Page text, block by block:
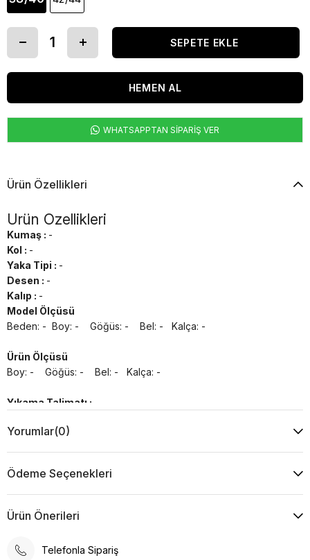
WHATSAPPTAN SİPARİŞ VER
Ürün Özellikleri
Ürün Özellikleri
Kumaş : -
Kol : -
Yaka Tipi : -
Desen : -
Kalıp : -
Model Ölçüsü
Beden: - Boy: - Göğüs: - Bel: - Kalça: -
Ürün Ölçüsü
Boy: - Göğüs: - Bel: - Kalça: -
Yıkama Talimatı :
Kurutma Makinesinde Kurutulamaz
Düşük Isıda Ütüleme Yapınız
Çamaşır Suyu Kullanmayınız
Yorumlar(0)
Ödeme Seçenekleri
Ürün Önerileri
Telefonla Sipariş